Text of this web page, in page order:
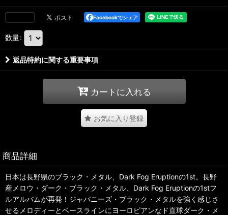
Facebookでシェア
数量:
返品特約に関する重要事項
カートに入れる
お気に入り登録
商品詳細
日本は長野県のブラック・メタル、Dark Fog Eruptionの1st。長野
産メロウ・ダーク・ブラック・メタル、Dark Fog Eruptionの1stフ
ルアルバムが再発！ジャパニーズ・ブラック・メタルを強く感じさ
せるメロディーとベースラインにヨーロピアンなド直球ダーク・メ